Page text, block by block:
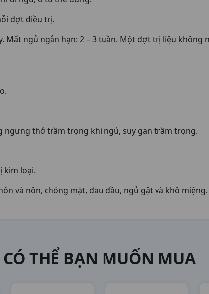
đợt điều trị.
Mất ngủ ngắn hạn: 2 – 3 tuần. Một đợt trị liệu không
ngưng thở trầm trọng khi ngủ, suy gan trầm trọng.
kim loại.
và nôn, chóng mặt, đau đầu, ngủ gật và khô miệng.
CÓ THỂ BẠN MUỐN MUA